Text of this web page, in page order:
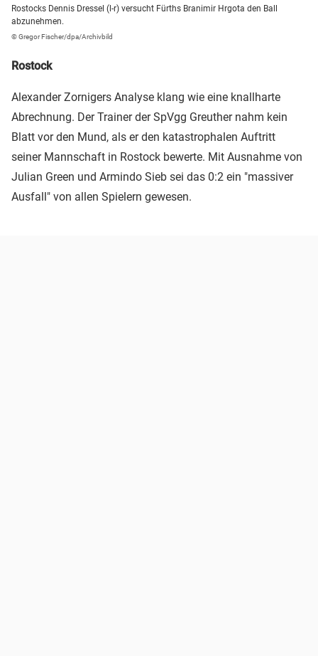
Rostocks Dennis Dressel (l-r) versucht Fürths Branimir Hrgota den Ball
abzunehmen.
© Gregor Fischer/dpa/Archivbild
Rostock
Alexander Zornigers Analyse klang wie eine knallharte
Abrechnung. Der Trainer der SpVgg Greuther nahm kein
Blatt vor den Mund, als er den katastrophalen Auftritt
seiner Mannschaft in Rostock bewerte. Mit Ausnahme von
Julian Green und Armindo Sieb sei das 0:2 ein "massiver
Ausfall" von allen Spielern gewesen.